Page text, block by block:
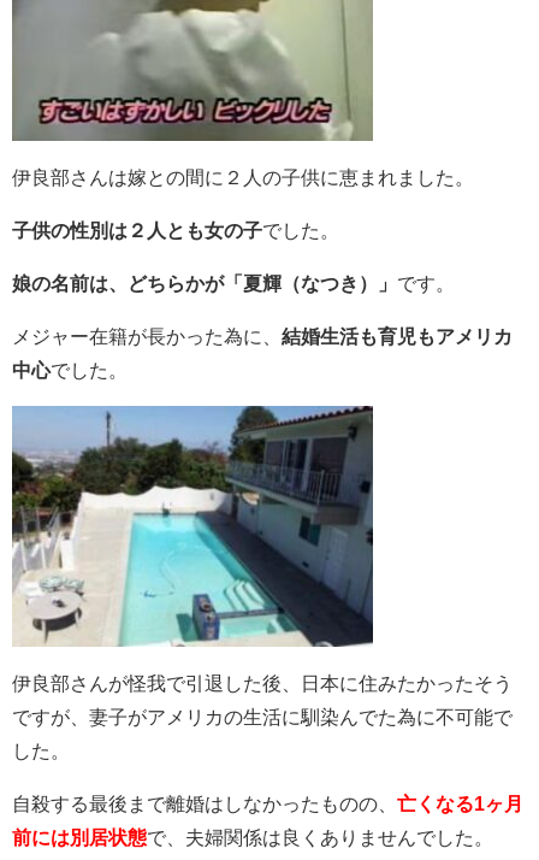
伊良部さんは嫁との間に２人の子供に恵まれました。
子供の性別は２人とも女の子でした。
娘の名前は、どちらかが「夏輝（なつき）」 です。
メジャー在籍が長かった為に、 結婚生活も育児もアメリカ
中心でした。
伊良部さんが怪我で引退した後、日本に住みたかったそう
ですが、妻子がアメリカの生活に馴染んでた為に不可能で
した。
自殺する最後まで離婚はしなかったものの、 亡くなる1ヶ月
前には別居状態で、夫婦関係は良くありませんでした。